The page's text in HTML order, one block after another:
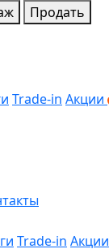
Продать
Trade-in Акции
Trade-in Акции